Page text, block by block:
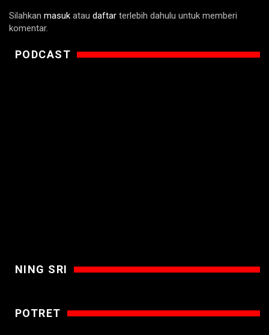
Silahkan masuk atau daftar terlebih dahulu untuk memberi
komentar.
PODCAST
NING SRI
POTRET